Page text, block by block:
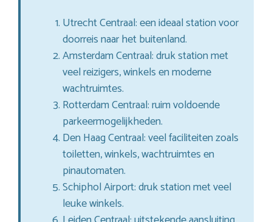
Utrecht Centraal: een ideaal station voor
doorreis naar het buitenland.
Amsterdam Centraal: druk station met
veel reizigers, winkels en moderne
wachtruimtes.
Rotterdam Centraal: ruim voldoende
parkeermogelijkheden.
Den Haag Centraal: veel faciliteiten zoals
toiletten, winkels, wachtruimtes en
pinautomaten.
Schiphol Airport: druk station met veel
leuke winkels.